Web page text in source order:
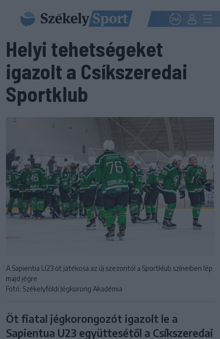
Helyi tehetségeket
igazolt a Csíkszeredai
Sportklub
A Sapientia U23 öt játékosa az új szezontól a Sportklub színeiben lép
majd jégre
Fotó: Székelyföldi Jégkorong Akadémia
Öt fiatal jégkorongozót igazolt le a
Sapientua U23 együttesétől a Csíkszeredai